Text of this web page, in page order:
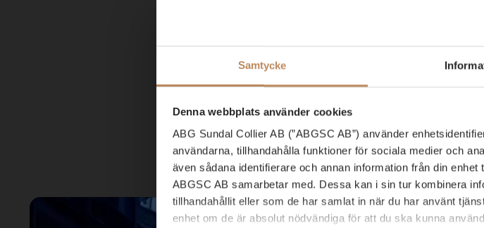
Samtycke
Denna webbplats använder cookies
ABG Sundal Collier AB (”ABGSC AB”) använder
användarna, tillhandahålla funktioner för sociala medier och
även sådana identifierare och annan information från din
ABGSC AB samarbetar med. Dessa kan i sin tur kombinera
tillhandahållit eller som de har samlat in när du har använt
enhet om de är absolut nödvändiga för att du ska kunna
Europa ökar i attraktivitet:
krympt, vilket gör europeiska aktier